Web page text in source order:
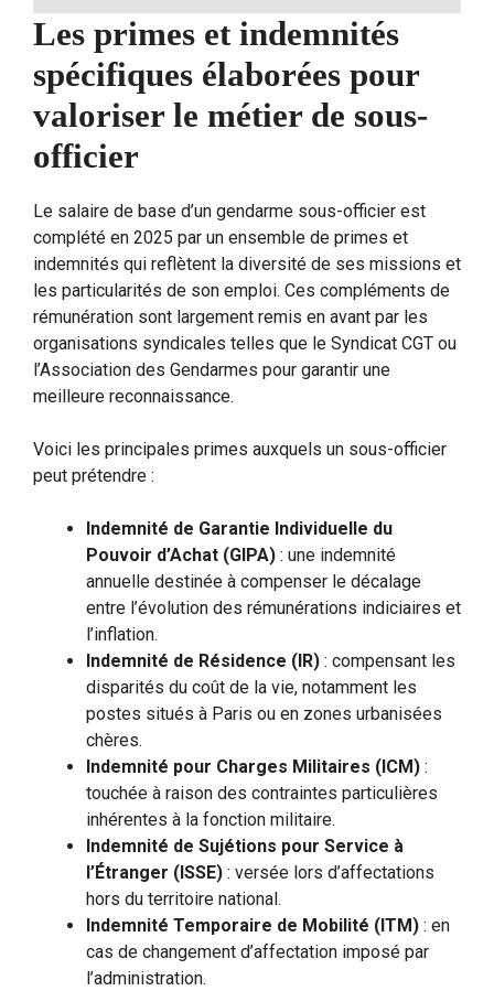
Les primes et indemnités
spécifiques élaborées pour
valoriser le métier de sous-
officier
Le salaire de base d’un gendarme sous-officier est
complété en 2025 par un ensemble de primes et
indemnités qui reflètent la diversité de ses missions et
les particularités de son emploi. Ces compléments de
rémunération sont largement remis en avant par les
organisations syndicales telles que le Syndicat CGT ou
l’Association des Gendarmes pour garantir une
meilleure reconnaissance.
Voici les principales primes auxquels un sous-officier
peut prétendre :
Indemnité de Garantie Individuelle du
Pouvoir d’Achat (GIPA) : une indemnité
annuelle destinée à compenser le décalage
entre l’évolution des rémunérations indiciaires et
l’inflation.
Indemnité de Résidence (IR) : compensant les
disparités du coût de la vie, notamment les
postes situés à Paris ou en zones urbanisées
chères.
Indemnité pour Charges Militaires (ICM) :
touchée à raison des contraintes particulières
inhérentes à la fonction militaire.
Indemnité de Sujétions pour Service à
l’Étranger (ISSE) : versée lors d’affectations
hors du territoire national.
Indemnité Temporaire de Mobilité (ITM) : en
cas de changement d’affectation imposé par
l’administration.